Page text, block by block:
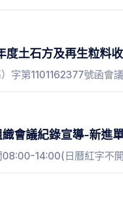
度土石方及再生粒料
字第1101162377號函會
會議紀錄宣導-新進
08:00-14:00(日曆紅字不